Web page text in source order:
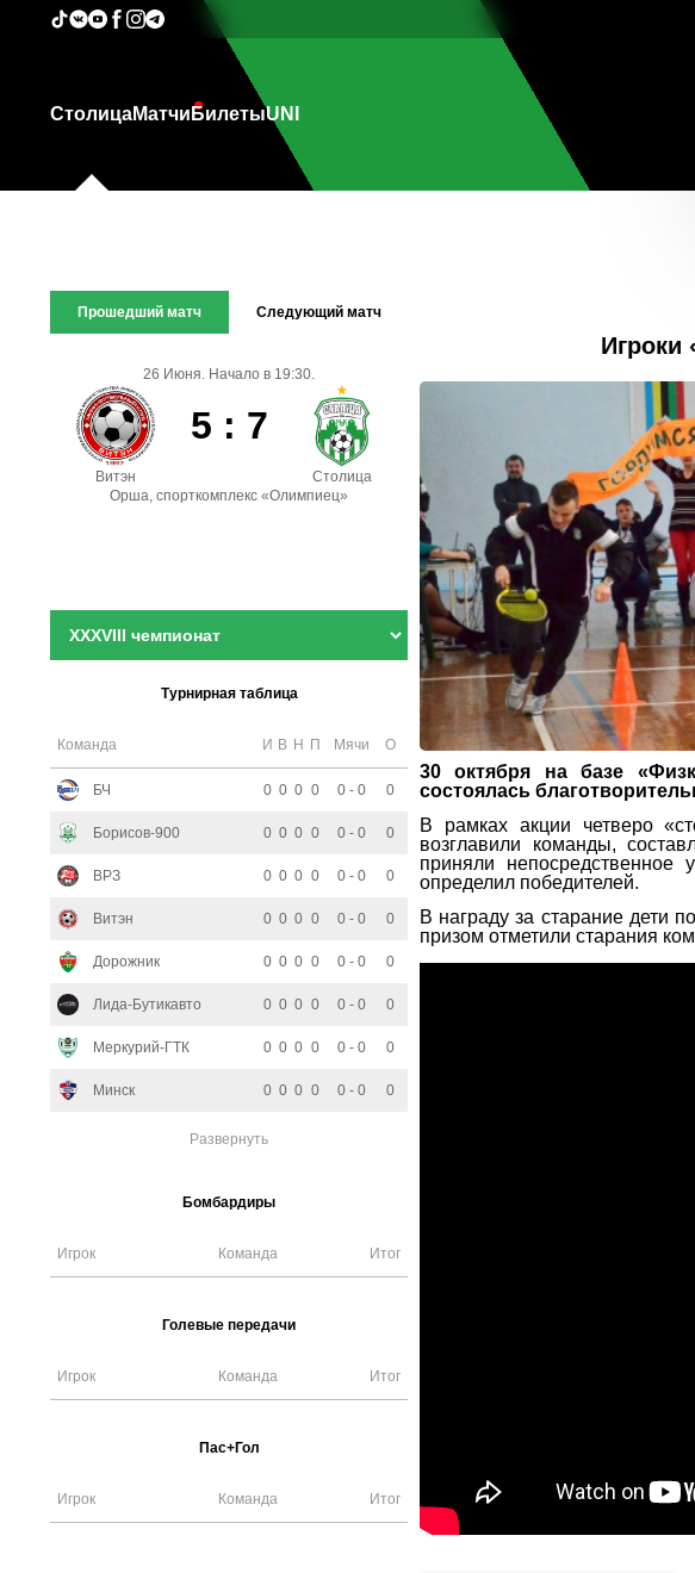
СтолицаМатчи БилетыUNI
Прошедший матч Следующий матч
26 Июня. Начало в 19:30.
5 : 7
Витэн
Столица
Орша, спорткомплекс «Олимпиец»
Турнирная таблица
Команда И В Н П Мячи О
БЧ 0 0 0 0 0 - 0 0
Борисов-900 0 0 0 0 0 - 0 0
ВРЗ 0 0 0 0 0 - 0 0
Витэн 0 0 0 0 0 - 0 0
Дорожник 0 0 0 0 0 - 0 0
Лида-Бутикавто 0 0 0 0 0 - 0 0
Меркурий-ГТК 0 0 0 0 0 - 0 0
Минск 0 0 0 0 0 - 0 0
Развернуть
Бомбардиры
Игрок Команда Итог
Голевые передачи
Игрок Команда Итог
Пас+Гол
Игрок Команда Итог
Игроки
30 октября на базе
состоялась
В рамках акции четверо
возглавили команды,
приняли
определил победителей.
В награду за старание дети
призом отметили старания